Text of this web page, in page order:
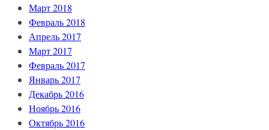
Март 2018
Февраль 2018
Апрель 2017
Март 2017
Февраль 2017
Январь 2017
Декабрь 2016
Ноябрь 2016
Октябрь 2016